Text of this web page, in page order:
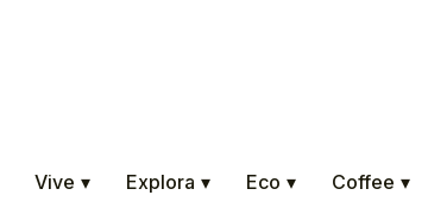
Vive ▾ Explora ▾ Eco ▾ Coffee ▾